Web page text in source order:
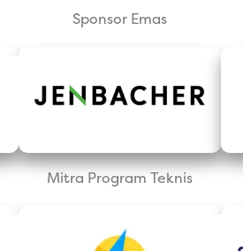
Sponsor Emas
Mitra Program Teknis